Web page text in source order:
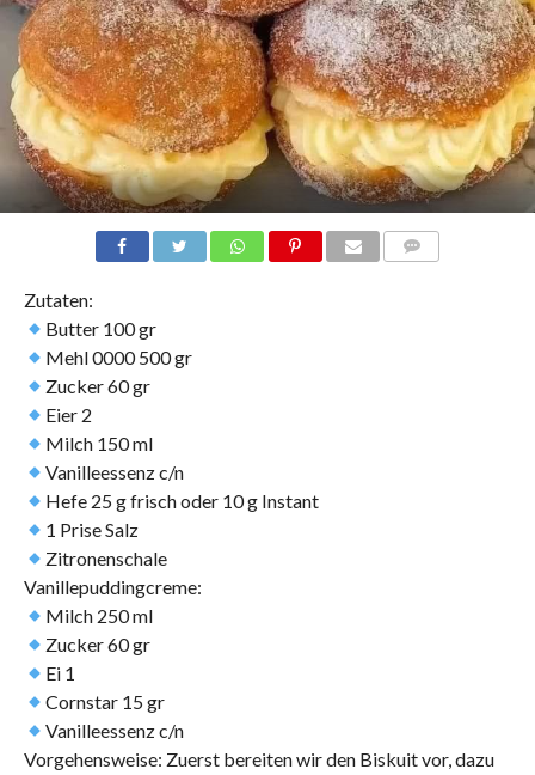
Zutaten:
Butter 100 gr
Mehl 0000 500 gr
Zucker 60 gr
Eier 2
Milch 150 ml
Vanilleessenz c/n
Hefe 25 g frisch oder 10 g Instant
1 Prise Salz
Zitronenschale
Vanillepuddingcreme:
Milch 250 ml
Zucker 60 gr
Ei 1
Cornstar 15 gr
Vanilleessenz c/n
Vorgehensweise: Zuerst bereiten wir den Biskuit vor, dazu